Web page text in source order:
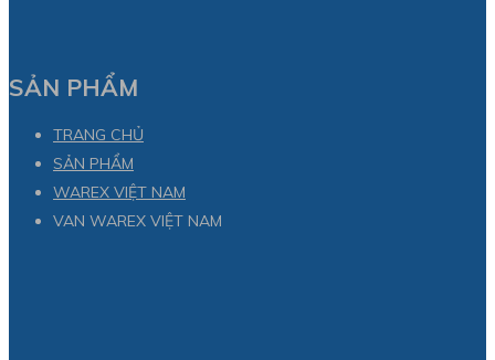
SẢN PHẨM
TRANG CHỦ
SẢN PHẨM
WAREX VIỆT NAM
VAN WAREX VIỆT NAM